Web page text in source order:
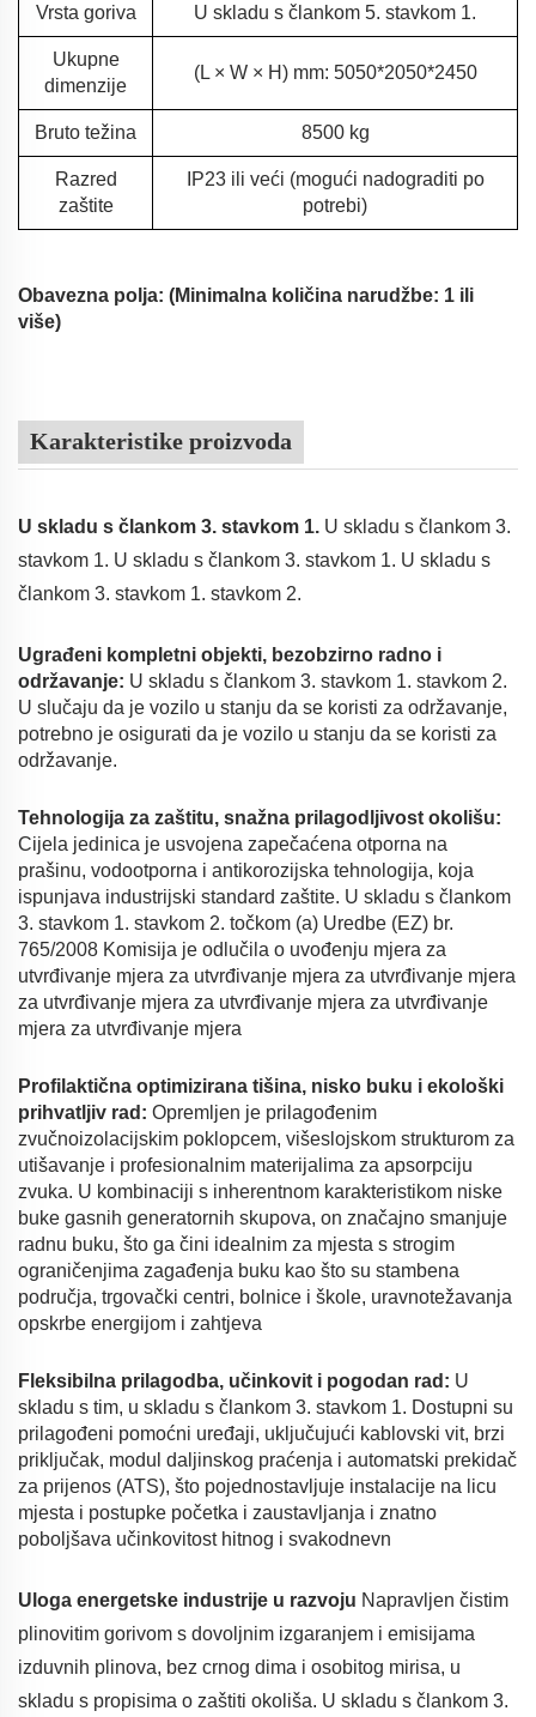
Vrsta goriva U skladu s člankom 5. stavkom 1.
Ukupne
dimenzije
(L × W × H) mm: 5050*2050*2450
Bruto težina 8500 kg
Razred
zaštite
IP23 ili veći (mogući nadograditi po
potrebi)
Obavezna polja: (Minimalna količina narudžbe: 1 ili
više)
Karakteristike proizvoda
U skladu s člankom 3. stavkom 1. U skladu s člankom 3.
stavkom 1. U skladu s člankom 3. stavkom 1. U skladu s
člankom 3. stavkom 1. stavkom 2.
Ugrađeni kompletni objekti, bezobzirno radno i
održavanje: U skladu s člankom 3. stavkom 1. stavkom 2.
U slučaju da je vozilo u stanju da se koristi za održavanje,
potrebno je osigurati da je vozilo u stanju da se koristi za
održavanje.
Tehnologija za zaštitu, snažna prilagodljivost okolišu:
Cijela jedinica je usvojena zapečaćena otporna na
prašinu, vodootporna i antikorozijska tehnologija, koja
ispunjava industrijski standard zaštite. U skladu s člankom
3. stavkom 1. stavkom 2. točkom (a) Uredbe (EZ) br.
765/2008 Komisija je odlučila o uvođenju mjera za
utvrđivanje mjera za utvrđivanje mjera za utvrđivanje mjera
za utvrđivanje mjera za utvrđivanje mjera za utvrđivanje
mjera za utvrđivanje mjera
Profilaktična optimizirana tišina, nisko buku i ekološki
prihvatljiv rad: Opremljen je prilagođenim
zvučnoizolacijskim poklopcem, višeslojskom strukturom za
utišavanje i profesionalnim materijalima za apsorpciju
zvuka. U kombinaciji s inherentnom karakteristikom niske
buke gasnih generatornih skupova, on značajno smanjuje
radnu buku, što ga čini idealnim za mjesta s strogim
ograničenjima zagađenja buku kao što su stambena
područja, trgovački centri, bolnice i škole, uravnotežavanja
opskrbe energijom i zahtjeva
Fleksibilna prilagodba, učinkovit i pogodan rad: U
skladu s tim, u skladu s člankom 3. stavkom 1. Dostupni su
prilagođeni pomoćni uređaji, uključujući kablovski vit, brzi
priključak, modul daljinskog praćenja i automatski prekidač
za prijenos (ATS), što pojednostavljuje instalacije na licu
mjesta i postupke početka i zaustavljanja i znatno
poboljšava učinkovitost hitnog i svakodnevn
Uloga energetske industrije u razvoju Napravljen čistim
plinovitim gorivom s dovoljnim izgaranjem i emisijama
izduvnih plinova, bez crnog dima i osobitog mirisa, u
skladu s propisima o zaštiti okoliša. U skladu s člankom 3.